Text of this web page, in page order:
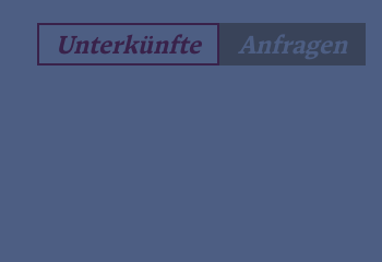
Unterkünfte Anfragen